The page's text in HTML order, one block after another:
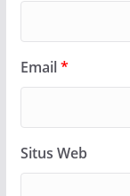
Email*
Situs Web